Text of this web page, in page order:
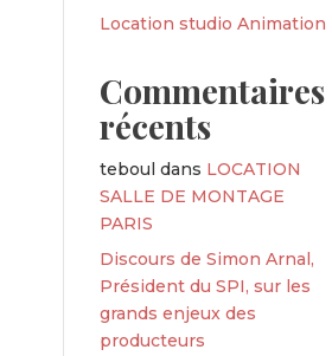
Location studio Animation
Commentaires
récents
teboul dans LOCATION
SALLE DE MONTAGE
PARIS
Discours de Simon Arnal,
Président du SPI, sur les
grands enjeux des
producteurs